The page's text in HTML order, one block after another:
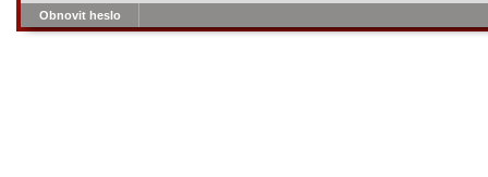
Obnovit heslo